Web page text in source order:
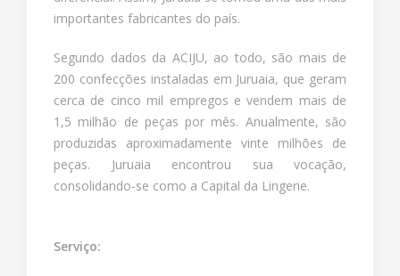
importantes fabricantes do país.
Segundo dados da ACIJU, ao todo, são mais de
200 confecções instaladas em Juruaia, que geram
cerca de cinco mil empregos e vendem mais de
1,5 milhão de peças por mês. Anualmente, são
produzidas aproximadamente vinte milhões de
peças. Juruaia encontrou sua vocação,
consolidando-se como a Capital da Lingerie.
Serviço: